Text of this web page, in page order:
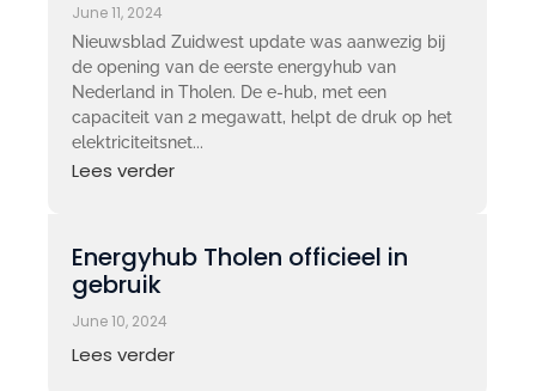
June 11, 2024
Nieuwsblad Zuidwest update was aanwezig bij
de opening van de eerste energyhub van
Nederland in Tholen. De e-hub, met een
capaciteit van 2 megawatt, helpt de druk op het
elektriciteitsnet...
Lees verder
Energyhub Tholen officieel in
gebruik
June 10, 2024
Lees verder